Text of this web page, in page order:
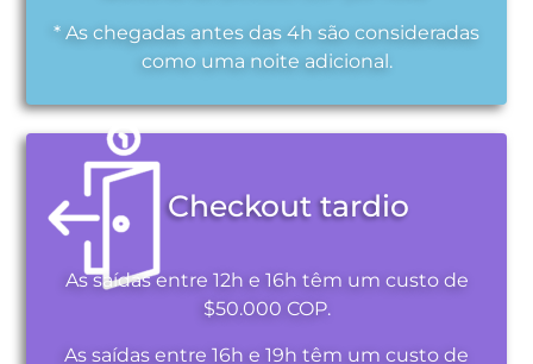
* As chegadas antes das 4h são consideradas
como uma noite adicional.
Checkout tardio
As saídas entre 12h e 16h têm um custo de
$50.000 COP.
As saídas entre 16h e 19h têm um custo de